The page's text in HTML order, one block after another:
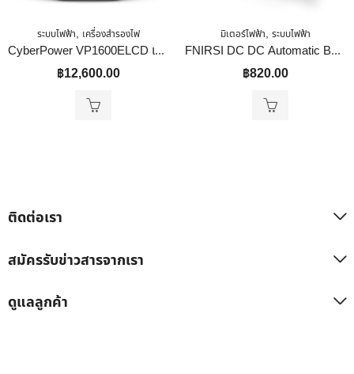
ระบบไฟฟ้า, เครื่องสำรองไฟ
CyberPower VP1600ELCD เครื่องสำรองไฟฟ้า Line Interactive 1600VA/960W
฿12,600.00
มิเตอร์ไฟฟ้า, ระบบไฟฟ้า
FNIRSI DC DC Automatic Boost/Buck Converter CC CV Power Module 0.5-30V 3A 35W/4A 50W Adjustable Regulated Power Supply Voltmeter 4A 50W With Fan
฿820.00
ติดต่อเรา
สมัครรับข่าวสารจากเรา
ดูแลลูกค้า